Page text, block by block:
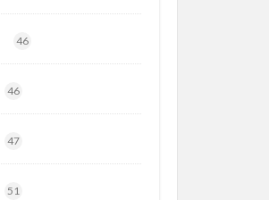
46
46
47
51